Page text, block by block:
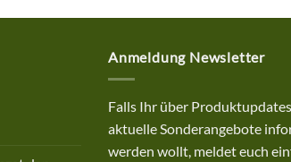
Anmeldung Newsletter
Falls Ihr über
aktuelle Sonderangebote
werden wollt, meldet euch